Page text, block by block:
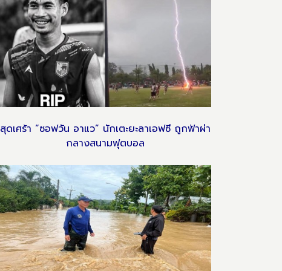
สุดเศร้า “ซอฟวัน อาแว” นักเตะยะลาเอฟซี ถูกฟ้าผ่า
กลางสนามฟุตบอล